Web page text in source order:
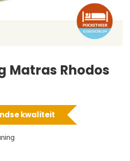
Matras Rhodos
kwaliteit